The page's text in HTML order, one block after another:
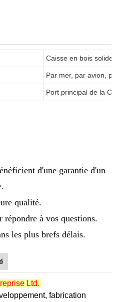
Caisse en bois solide
Par mer, par avion, par
Port principal de la
d'une garantie d'un
qualité.
à vos questions.
les plus brefs délais.
Ltd.
fabrication